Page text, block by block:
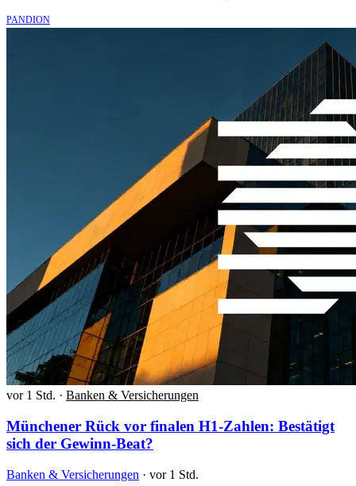
PANDION
vor 1 Std. · Banken & Versicherungen
Münchener Rück vor finalen H1-Zahlen: Bestätigt
sich der Gewinn-Beat?
Banken & Versicherungen · vor 1 Std.